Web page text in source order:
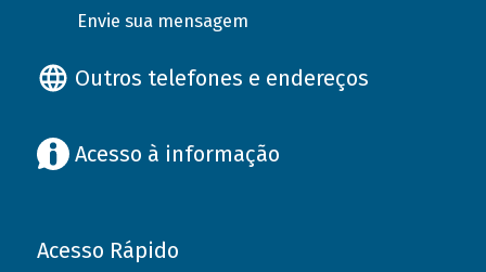
Envie sua mensagem
Outros telefones e endereços
Acesso à informação
Acesso Rápido